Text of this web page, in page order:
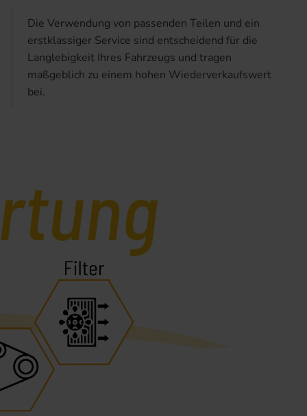
Die Verwendung von passenden Teilen und ein
erstklassiger Service sind entscheidend für die
Langlebigkeit Ihres Fahrzeugs und tragen
maßgeblich zu einem hohen Wiederverkaufswert
bei.